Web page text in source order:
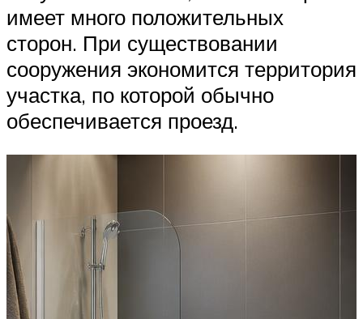
имеет много положительных
сторон. При существовании
сооружения экономится территория
участка, по которой обычно
обеспечивается проезд.